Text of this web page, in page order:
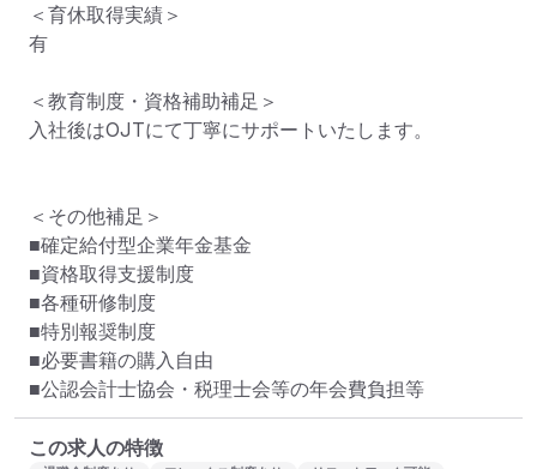
＜育休取得実績＞
有
＜教育制度・資格補助補足＞
入社後はOJTにて丁寧にサポートいたします。
＜その他補足＞
■確定給付型企業年金基金
■資格取得支援制度
■各種研修制度
■特別報奨制度
■必要書籍の購入自由
■公認会計士協会・税理士会等の年会費負担等
この求人の特徴